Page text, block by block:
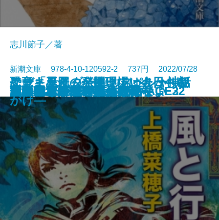
アウトサイダー―クトゥルー神話
傑作選―
ギャンブラーが多すぎる
ケーキ王子の名推理(スペシャリ
テ)6
金春屋ゴメス 芥子の花
ロシアよ、我が名を記憶せよ
いまは、空しか見えない
すべて忘れてしまうから
文豪ナビ 松本清張
なぜ「星図」が開いていたか―初
期ミステリ傑作集―
芽吹長屋仕合せ帖 日照雨
志川節子／著
新潮文庫 978-4-10-120592-2 737円 2022/07/28
風と行く者―守り人外伝―
君がいないと小説は書けない
下駄の上の卵
次の電車が来るまえに
金春屋ゴメス
チュベローズで待ってる AGE22
チュベローズで待ってる AGE32
恐竜まみれ―発掘現場は今日も命
がけ―
昆虫学者はやめられない
石川啄木